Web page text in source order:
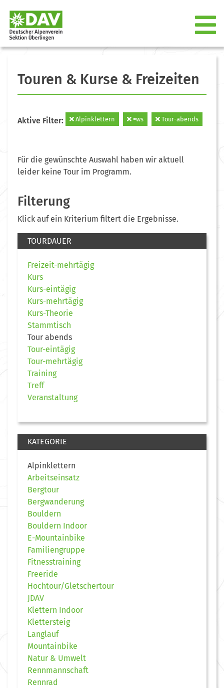
Touren & Kurse & Freizeiten
Aktive Filter: Alpinklettern =ws Tour-abends
Für die gewünschte Auswahl haben wir aktuell
leider keine Tour im Programm.
Filterung
Klick auf ein Kriterium filtert die Ergebnisse.
TOURDAUER
Freizeit-mehrtägig
Kurs
Kurs-eintägig
Kurs-mehrtägig
Kurs-Theorie
Stammtisch
Tour abends
Tour-eintägig
Tour-mehrtägig
Training
Treff
Veranstaltung
KATEGORIE
Alpinklettern
Arbeitseinsatz
Bergtour
Bergwanderung
Bouldern
Bouldern Indoor
E-Mountainbike
Familiengruppe
Fitnesstraining
Freeride
Hochtour/Gletschertour
JDAV
Klettern Indoor
Klettersteig
Langlauf
Mountainbike
Natur & Umwelt
Rennmannschaft
Rennrad